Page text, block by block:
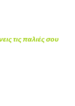
τις παλιές σου